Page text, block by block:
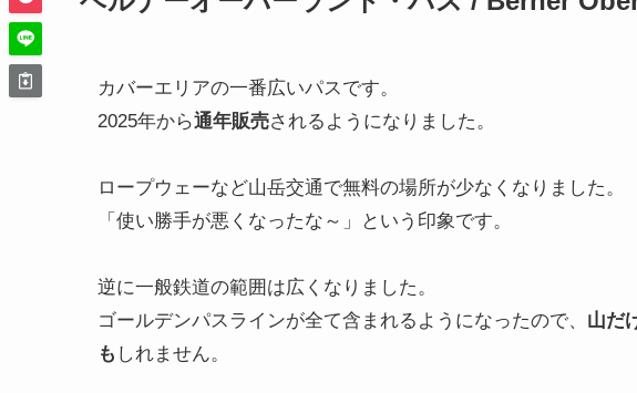
カバーエリアの一番広いパスです。
2025年から通年販売されるようになりました。
ロープウェーなど山岳交通で無料の場所が少なくなりました。
「使い勝手が悪くなったな～」という印象です。
逆に一般鉄道の範囲は広くなりました。
ゴールデンパスラインが全て含まれる ようになったので、 山だ
も しれません。